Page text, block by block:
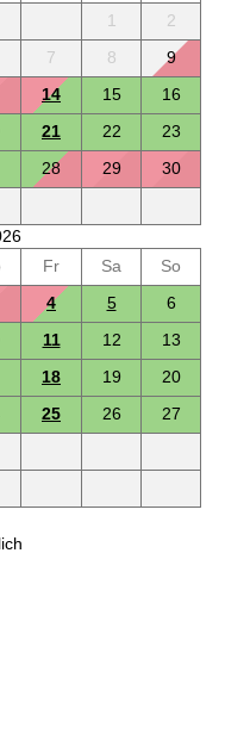
1
2
7 8
9
14 15
16
21 22
23
28 29
30
Fr Sa
So
4 5
6
11 12
13
18 19
20
25 26
27